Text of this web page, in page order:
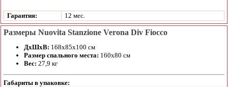
Гарантия: 12 мес.
Размеры Nuovita Stanzione Verona Div Fiocco
ДхШхВ: 168х85х100 см
Размер спального места: 160х80 см
Вес: 27,9 кг
Габариты в упаковке: